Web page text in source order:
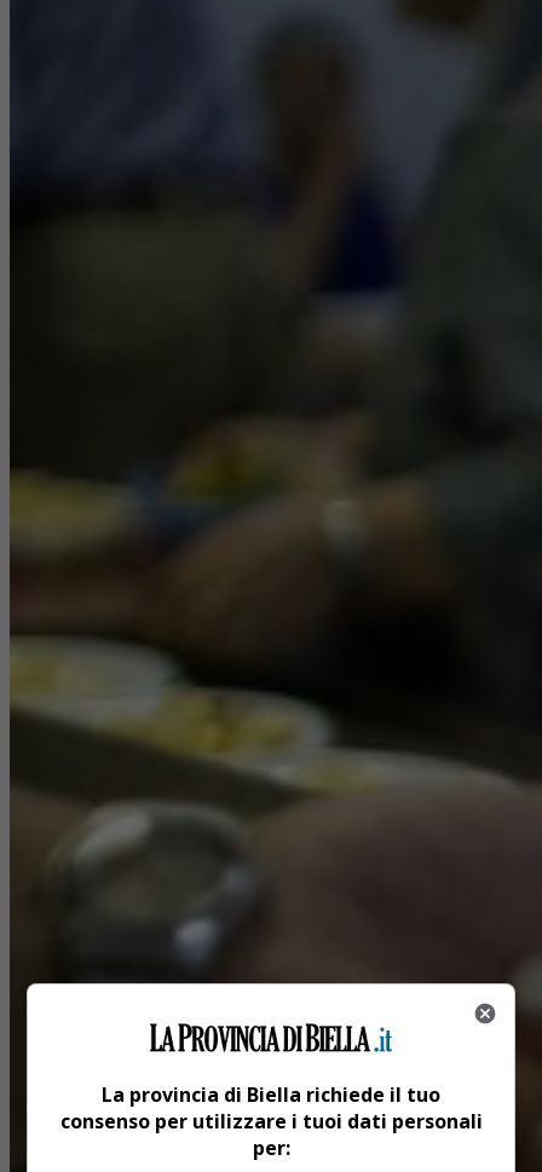
La provincia di Biella richiede il tuo
consenso per utilizzare i tuoi dati personali
per: